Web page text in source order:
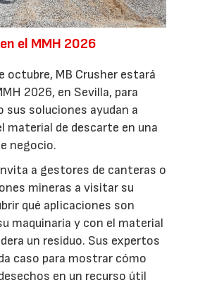
el MMH 2026
octubre, MB Crusher estará
2026, en Sevilla, para
sus soluciones ayudan a
material de descarte en una
negocio.
a gestores de canteras o
mineras a visitar su
qué aplicaciones son
maquinaria y con el material
un residuo. Sus expertos
caso para mostrar cómo
en un recurso útil